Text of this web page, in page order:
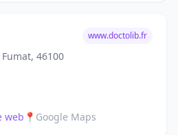
46100
www.doctolib.fr
web 📍 Google Maps